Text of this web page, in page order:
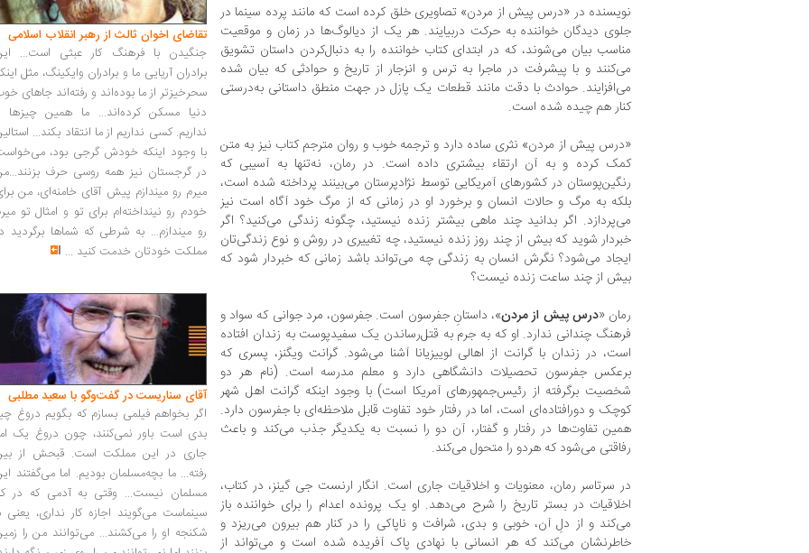
نویسنده در «درس پیش از مردن» تصاویری خلق کرده است که مانند پرده سینما در
جلوی دیدگان خواننده به حرکت دربیایند. هر یک از دیالوگ‌ها در زمان و موقعیت
مناسب بیان می‌شوند، که در ابتدای کتاب خواننده را به دنبال‌کردن داستان تشویق
می‌کنند و با پیشرفت در ماجرا به ترس و انزجار از تاریخ و حوادثی که بیان شده
می‌افزایند. حوادث با دقت مانند قطعات یک پازل در جهت منطق داستانی به‌درستی
کنار هم چیده شده است.
«درس پیش از مردن» نثری ساده دارد و ترجمه‌ خوب و روان مترجم کتاب نیز به متن
کمک کرده و به آن ارتقاء بیشتری داده است. در رمان، نه‌تنها به آسیبی که
رنگین‌پوستان در کشورهای آمریکایی توسط نژادپرستان می‌بینند پرداخته شده است،
بلکه به مرگ و حالات انسان و برخورد او در زمانی که از مرگ خود آگاه است نیز
می‌پردازد. اگر بدانید چند ماهی بیشتر زنده نیستید، چگونه زندگی می‌کنید؟ اگر
خبردار شوید که بیش از چند روز زنده نیستید، چه تغییری در روش و نوع زندگی‌تان
ایجاد می‌شود؟ نگرش انسان به زندگی چه می‌تواند باشد زمانی که خبردار شود که
بیش از چند ساعت زنده نیست؟
رمان «درس پیش از مردن»، داستانِ جفرسون است. جفرسون، مرد جوانی که سواد و
فرهنگ چندانی ندارد. او که به جرم به قتل‌رساندن یک سفیدپوست به زندان افتاده
است، در زندان با گرانت از اهالی لوییزیانا آشنا می‌شود. گرانت ویگنز، پسری که
برعکس جفرسون تحصیلات دانشگاهی دارد و معلم مدرسه است. (نام هر دو
شخصیت برگرفته از رئیس‌جمهورهای آمریکا است) با وجود اینکه گرانت اهل شهر
کوچک و دورافتاده‌ای است، اما در رفتار خود تفاوت قابل ملاحظه‌ای با جفرسون دارد.
همین تفاوت‌ها در رفتار و گفتار، آن دو را نسبت به یکدیگر جذب می‌کند و باعث
رفاقتی می‌شود که هردو را متحول می‌کند.
در سرتاسر رمان، معنویات و اخلاقیات جاری است. انگار ارنست جی گینز، در کتاب،
اخلاقیات در بستر تاریخ را شرح می‌دهد. او یک پرونده اعدام را برای خواننده باز
می‌کند و از دلِ آن، خوبی و بدی، شرافت و ناپاکی را در کنار هم بیرون می‌ریزد و
خاطرنشان می‌کند که هر انسانی با نهادی پاک آفریده شده است و می‌تواند از
تقاضای اخوان ثالث از رهبر انقلاب اسلامی
جنگیدن با فرهنگ کار عبثی است...
برادران آریایی ما و برادران وایکینگ، مثل
سحرخیزتر از ما بوده‌اند و رفته‌اند جاهای
دنیا مسکن کرده‌اند... ما همین چیزها
نداریم. کسی نداریم از ما انتقاد بکند...
با وجود اینکه خودش گرجی بود،
در گرجستان نیز همه روسی حرف
میرم رو میندازم پیش آقای خامنه‌ای، من
خودم رو نینداخته‌ام برای تو و امثال تو
رو میندازم... به شرطی که شماها برگردید
مملکت خودتان خدمت کنید ...
آقای سناریست در گفت‌وگو با سعید مطلبی
اگر بخواهم فیلمی بسازم که بگویم دروغ
بدی است باور نمی‌کنند، چون دروغ یک
جاری در این مملکت است. قبحش از
رفته... ما بچه‌مسلمان بودیم. اما می‌گفتند
مسلمان نیست... وقتی به آدمی که در
سینماست می‌گویند اجازه کار نداری، یعنی
شکنجه او را می‌کشند... می‌توانند من را